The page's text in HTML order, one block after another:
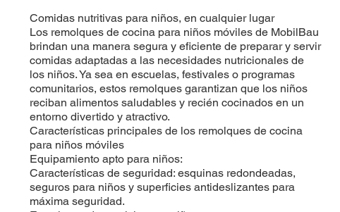
Comidas nutritivas para niños, en cualquier lugar
Los remolques de cocina para niños móviles de MobilBau
brindan una manera segura y eficiente de preparar y servir
comidas adaptadas a las necesidades nutricionales de
los niños. Ya sea en escuelas, festivales o programas
comunitarios, estos remolques garantizan que los niños
reciban alimentos saludables y recién cocinados en un
entorno divertido y atractivo.
Características principales de los remolques de cocina
para niños móviles
Equipamiento apto para niños:
Características de seguridad: esquinas redondeadas,
seguros para niños y superficies antideslizantes para
máxima seguridad.